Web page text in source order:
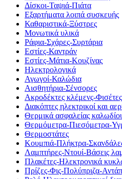
Δίσκοι-Ταψιά-Πιάτα
Εξαρτήματα λοιπά συσκευής
Καθαριστικά-Ξύστρες
Μονωτικά υλικά
Ράφια-Σχάρες-Συρτάρια
Εστίες-Καντράν
Εστίες-Μάτια-Κουζίνας
Ηλεκτρολογικά
Αγωγοί-Καλώδια
Αισθητήρια-Σένσορες
Ακροδέκτες κλέμενς-
Διακόπτες ηλεκτρικοί και
Θερμικά ασφαλείας
Θερμόμετρα-Πιεσόμετρα-
Θερμοστάτες
Κουμπιά-Πλήκτρα-
Λαμπτήρες-Ντουί-Βάσεις
Πλακέτες-Ηλεκτρονικά
Πρίζες-Φις-Πολύπριζα-